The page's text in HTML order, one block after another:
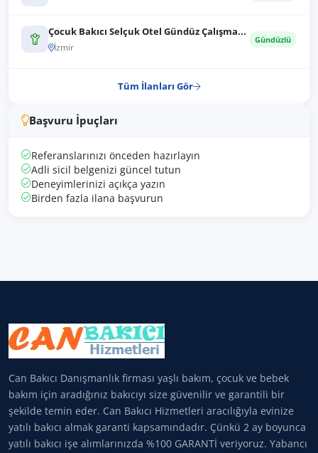
Çocuk Bakıcı Selçuk Otel Gündüz Çalışma...
İzmir
Gündüzlü
Tüm İlanları Gör
Başvuru İpuçları
Referanslarınızı önceden hazırlayın
Adli sicil belgenizi güncel tutun
Deneyimlerinizi açıkça yazın
Birden fazla ilana başvurun
Can Bakıcı Danışmanlık firması yaşlı bakım, çocuk ve bebek
bakım için aradığınız bakıcıyı size güvenilir ve garantili bir
şekilde temin eder. Can Bakıcı Hizmetleri aracılığıyla evinize
yatılı bakıcı almak garanti kapsamındadır. Çünkü 2 ay boyunca
yatılı bakıcı işe alımlarınızda %100 GARANTİ veriyoruz. Yabancı